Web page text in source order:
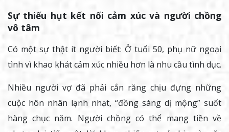
Sự thiếu hụt kết nối cảm xúc và người chồng
vô tâm
Có một sự thật ít người biết: Ở tuổi 50, phụ nữ ngoại
tình vì khao khát cảm xúc nhiều hơn là nhu cầu tình dục.
Nhiều người vợ đã phải cắn răng chịu đựng những
cuộc hôn nhân lạnh nhạt, “đồng sàng dị mộng” suốt
hàng chục năm. Người chồng có thể mang tiền về